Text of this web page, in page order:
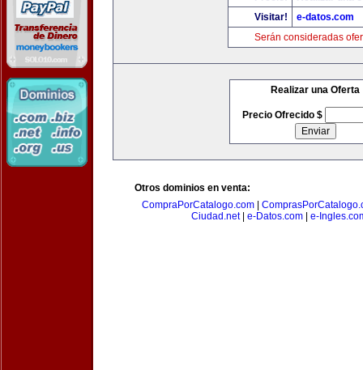
Visitar!
e-datos.com
Serán consideradas
Realizar una Oferta
Precio Ofrecido $
Otros dominios en venta:
CompraPorCatalogo.com|
Ciudad.net| e-Datos.com e-